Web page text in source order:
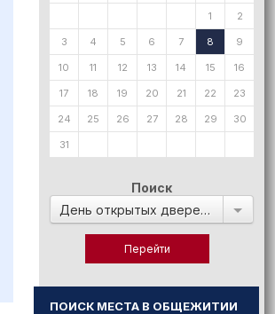
1 2
3 4 5 6 7 8 9
10 11 12 13 14 15 16
17 18 19 20 21 22 23
24 25 26 27 28 29 30
31
Поиск
День открытых дверей в:
ПОИСК МЕСТА В ОБЩЕЖИТИИ